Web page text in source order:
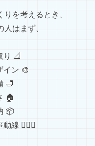
りを考えるとき、
人はまず、
り 📐
イン 🎨
🛁
🏠
📦
線 🚶‍♂️✨